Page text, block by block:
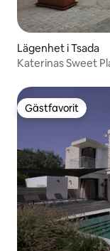
Lägenhet i Tsada
Katerinas Sweet
Gästfavorit
Gästfavorit